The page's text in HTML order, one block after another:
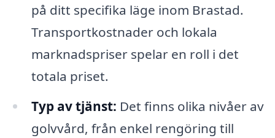
på ditt specifika läge inom Brastad.
Transportkostnader och lokala
marknadspriser spelar en roll i det
totala priset.
Typ av tjänst: Det finns olika nivåer av
golvvård, från enkel rengöring till